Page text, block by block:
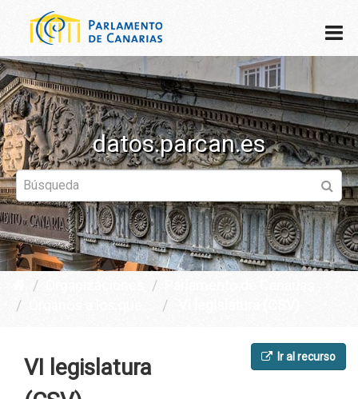
datos.parcan.es
Ir al recurso
VI legislatura